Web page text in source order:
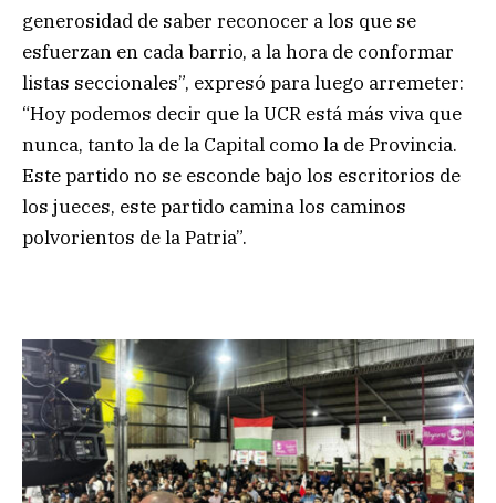
generosidad de saber reconocer a los que se
esfuerzan en cada barrio, a la hora de conformar
listas seccionales”, expresó para luego arremeter:
“Hoy podemos decir que la UCR está más viva que
nunca, tanto la de la Capital como la de Provincia.
Este partido no se esconde bajo los escritorios de
los jueces, este partido camina los caminos
polvorientos de la Patria”.